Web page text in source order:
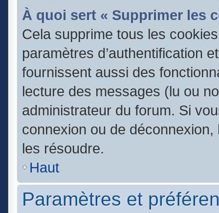
À quoi sert « Supprimer les
Cela supprime tous les
paramètres d’authentification
fournissent aussi des
lecture des messages (lu ou
administrateur du forum. Si
connexion ou de
les résoudre.
Haut
Paramètres et